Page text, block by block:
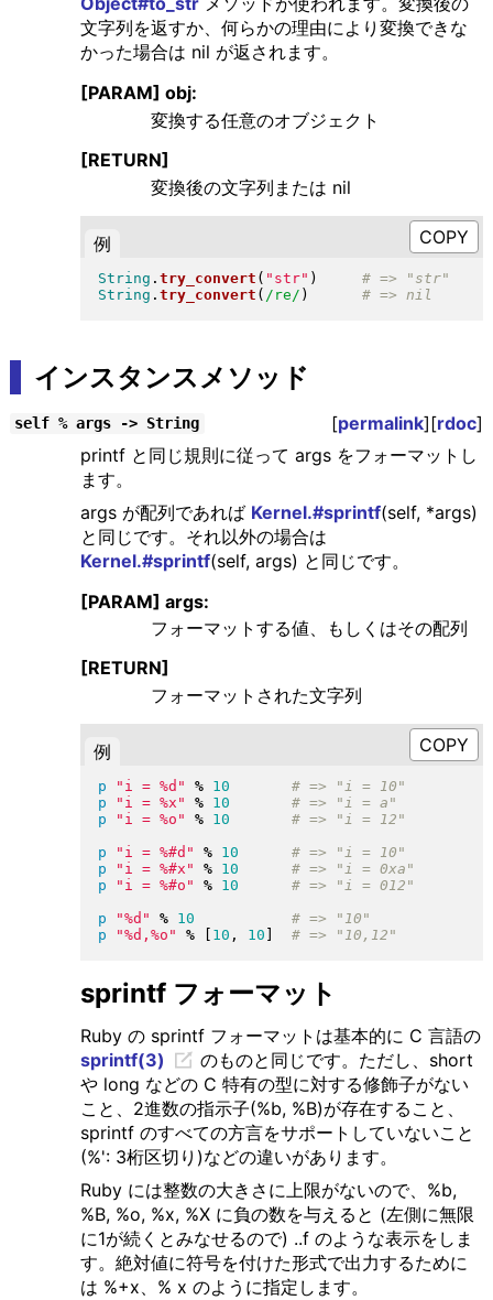
文字列を返すか、何らかの理由により変換できな
かった場合は nil が返されます。
[PARAM] obj:
変換する任意のオブジェクト
[RETURN]
変換後の文字列または nil
例
String . try_convert ( " str" )
String . try_convert ( /re/ )
インスタンスメソッド
self % args -> String [permalink][rdoc]
printf と同じ規則に従って args をフォーマットし
ます。
args が配列であれば Kernel.#sprintf(self, *args)
と同じです。それ以外の場合は
Kernel.#sprintf(self, args) と同じです。
[PARAM] args:
フォーマットする値、もしくはその配列
[RETURN]
フォーマットされた文字列
例
p " i = %d " % 10
p
" i = %x " % 10
p
" i = %o " % 10
p
" i = %#d " % 10
p
" i = %#x " % 10
p
" i = %#o " % 10
p
"%d " % 10
p
"%d,%o " % 10 , 10
sprintf フォーマット
Ruby の sprintf フォーマットは基本的に C 言語の
sprintf(3)
のものと同じです。ただし、short
や long などの C 特有の型に対する修飾子がない
こと、2進数の指示子(%b, %B)が存在すること、
sprintf のすべての方言をサポートしていないこと
(%': 3桁区切り)などの違いがあります。
Ruby には整数の大きさに上限がないので、%b,
%B, %o, %x, %X に負の数を与えると (左側に無限
に1が続くとみなせるので) ..f のような表示をしま
す。絶対値に符号を付けた形式で出力するために
は %+x、% x のように指定します。